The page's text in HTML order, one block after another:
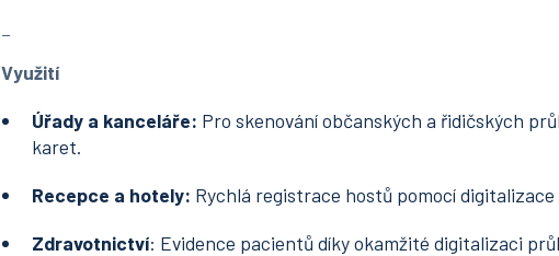
Využití
Úřady a kanceláře: Pro skenování občanských a řidičských
karet.
Recepce a hotely: Rychlá registrace hostů pomocí digitalizace
Zdravotnictví: Evidence pacientů díky okamžité digitalizaci